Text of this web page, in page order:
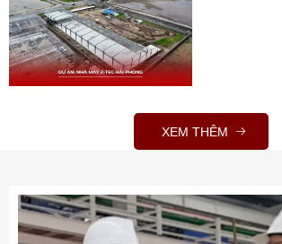
XEM THÊM
DPC Steel - Tổng kết hoạt động